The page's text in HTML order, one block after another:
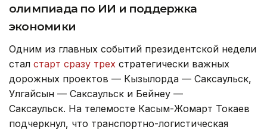
олимпиада по ИИ и поддержка
экономики
Одним из главных событий президентской недели
стал старт сразу трех стратегически важных
дорожных проектов — Кызылорда — Саксаульск,
Улгайсын — Саксаульск и Бейнеу —
Саксаульск. На телемосте Касым-Жомарт Токаев
подчеркнул, что транспортно-логистическая